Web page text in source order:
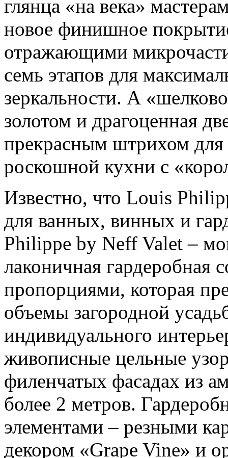
глянца «на века»
новое финишное
отражающими
семь этапов для
зеркальности. А
золотом и драгоценная
прекрасным штрихом для
роскошной кухни с
Известно, что Louis
для ванных, винных и
Philippe by Neff Valet –
лаконичная гардеробная
пропорциями, которая
объемы загородной
индивидуального
живописные цельные
филенчатых фасадах из
более 2 метров.
элементами – резными
декором «Grape Vine» и